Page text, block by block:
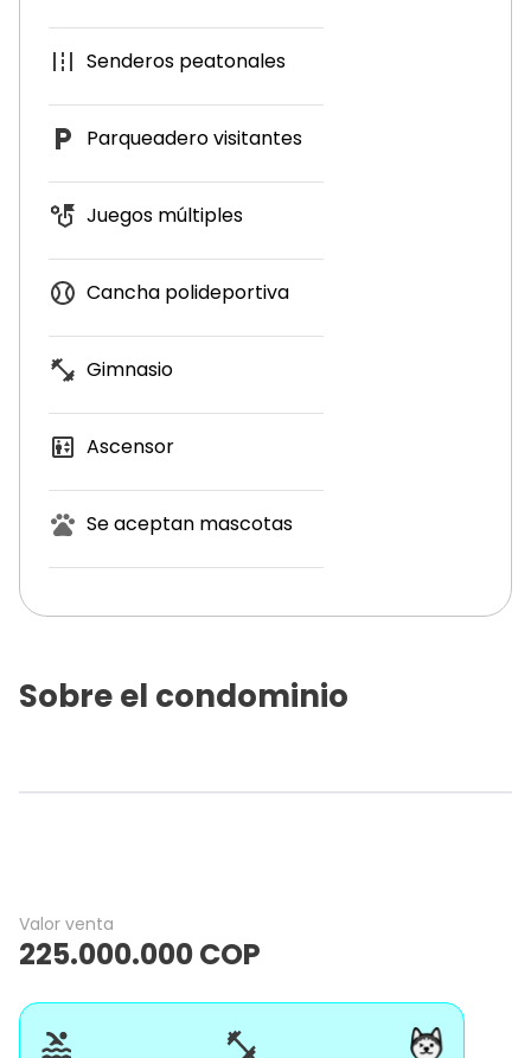
Senderos peatonales
Parqueadero visitantes
Juegos múltiples
Cancha polideportiva
Gimnasio
Ascensor
Se aceptan mascotas
Sobre el condominio
Valor venta
225.000.000COP